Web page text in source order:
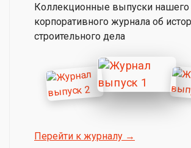
Коллекционные выпуски нашего
корпоративного журнала об
строительного дела
Перейти к журналу →